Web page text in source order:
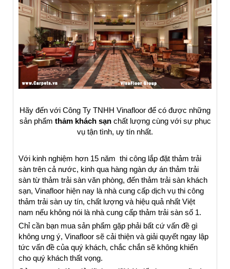
Hãy đến với Công Ty TNHH Vinafloor để có được những
sản phẩm thảm khách sạnchất lượng cùng với sự phục
vụ tận tình, uy tín nhất.
Với kinh nghiệm hơn 15 năm thi công lắp đặt thảm trải
sàn trên cả nước, kinh qua hàng ngàn dự án thảm trải
sàn từ thảm trải sàn văn phòng, đến thảm trải sàn khách
sạn, Vinafloor hiện nay là nhà cung cấp dịch vụ thi công
thảm trải sàn uy tín, chất lượng và hiệu quả nhất Việt
nam nếu không nói là nhà cung cấp thảm trải sàn số 1.
Chỉ cần bạn mua sản phẩm gặp phải bất cứ vấn đề gì
không ưng ý, Vinafloor sẽ cải thiện và giải quyết ngay lập
tức vấn đề của quý khách, chắc chắn sẽ không khiến
cho quý khách thất vọng.